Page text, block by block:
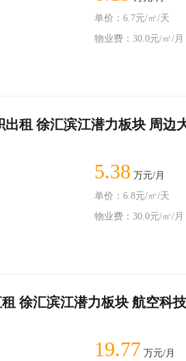
单价：6.7元/㎡/天
物业费：30.0元/㎡/月
租 徐汇滨江潜力板块 周边
5.38 万元/月
单价：6.8元/㎡/天
物业费：30.0元/㎡/月
徐汇滨江潜力板块 航空科技
19.77 万元/月